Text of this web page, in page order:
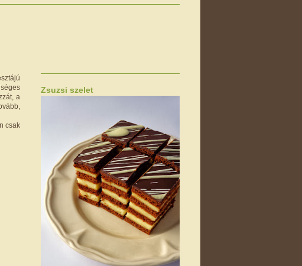
a
csak
Zsuzsi szelet